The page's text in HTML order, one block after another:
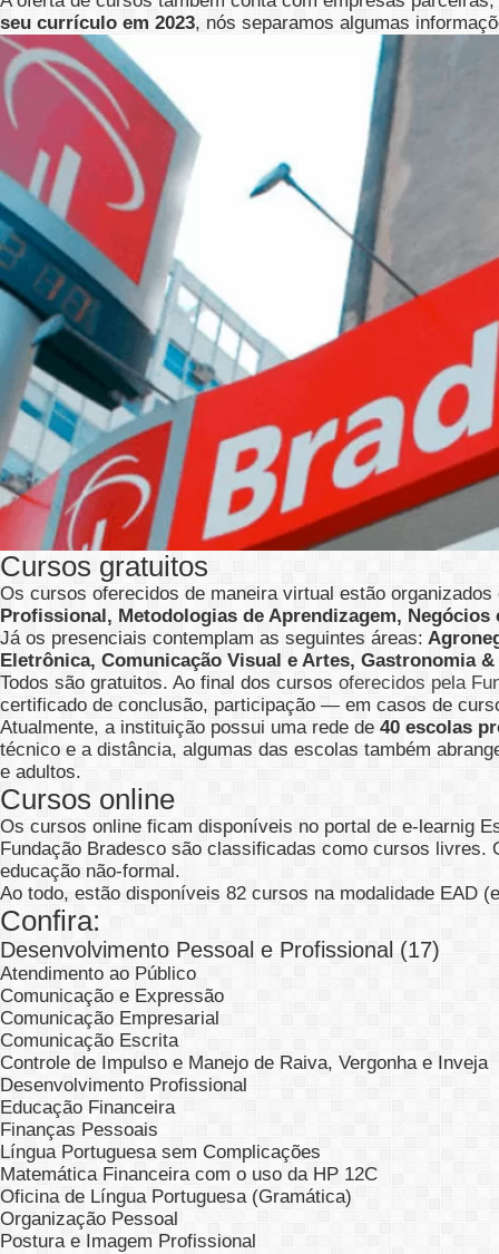
seu currículo em 2023, nós separamos algumas
Cursos gratuitos
Os cursos oferecidos de maneira virtual estão
Profissional, Metodologias de Aprendizagem,
Já os presenciais contemplam as seguintes áreas:
Eletrônica, Comunicação Visual e Artes, Gastronomia
Todos são gratuitos. Ao final dos cursos oferecidos pela
certificado de conclusão, participação — em casos de
Atualmente, a instituição possui uma rede de 40 escolas
técnico e a distância, algumas das escolas também
e adultos.
Cursos online
Os cursos online ficam disponíveis no portal de e-learnig
Fundação Bradesco são classificadas como cursos livres.
educação não-formal.
Ao todo, estão disponíveis 82 cursos na modalidade EAD
Confira:
Desenvolvimento Pessoal e Profissional (17)
Atendimento ao Público
Comunicação e Expressão
Comunicação Empresarial
Comunicação Escrita
Controle de Impulso e Manejo de Raiva, Vergonha e Inveja
Desenvolvimento Profissional
Educação Financeira
Finanças Pessoais
Língua Portuguesa sem Complicações
Matemática Financeira com o uso da HP 12C
Oficina de Língua Portuguesa (Gramática)
Organização Pessoal
Postura e Imagem Profissional